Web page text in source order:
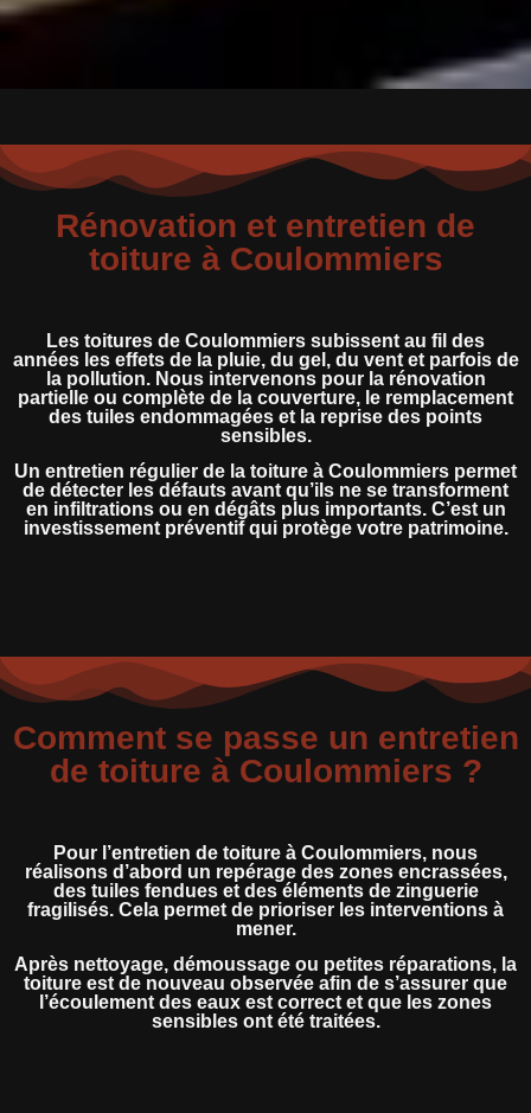
Rénovation et entretien de
toiture à Coulommiers
Les toitures de Coulommiers subissent au fil des
années les effets de la pluie, du gel, du vent et parfois de
la pollution. Nous intervenons pour la rénovation
partielle ou complète de la couverture, le remplacement
des tuiles endommagées et la reprise des points
sensibles.
Un entretien régulier de la toiture à Coulommiers permet
de détecter les défauts avant qu’ils ne se transforment
en infiltrations ou en dégâts plus importants. C’est un
investissement préventif qui protège votre patrimoine.
Comment se passe un entretien
de toiture à Coulommiers ?
Pour l’entretien de toiture à Coulommiers, nous
réalisons d’abord un repérage des zones encrassées,
des tuiles fendues et des éléments de zinguerie
fragilisés. Cela permet de prioriser les interventions à
mener.
Après nettoyage, démoussage ou petites réparations, la
toiture est de nouveau observée afin de s’assurer que
l’écoulement des eaux est correct et que les zones
sensibles ont été traitées.